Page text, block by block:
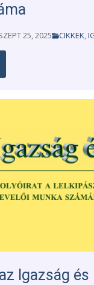
25, 2025 CIKKEK,
Igazság és